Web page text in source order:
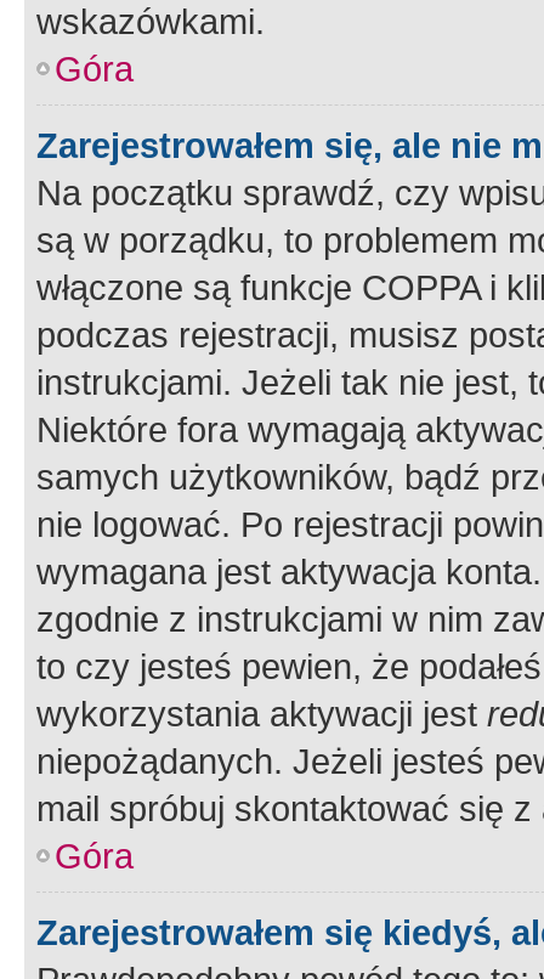
wskazówkami.
Góra
Zarejestrowałem się, ale nie
Na początku sprawdź, czy
są w porządku, to problemem
włączone są funkcje COPPA i
podczas rejestracji, musisz
instrukcjami. Jeżeli tak nie jest,
Niektóre fora wymagają
samych użytkowników, bądź
nie logować. Po rejestracji
wymagana jest aktywacja
zgodnie z instrukcjami w nim
to czy jesteś pewien, że
wykorzystania aktywacji jest
niepożądanych. Jeżeli jesteś
mail spróbuj skontaktować się
Góra
Zarejestrowałem się kiedyś,